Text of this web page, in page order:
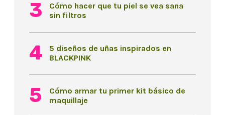
Cómo hacer que tu piel se vea sana
sin filtros
5 diseños de uñas inspirados en
BLACKPINK
Cómo armar tu primer kit básico de
maquillaje